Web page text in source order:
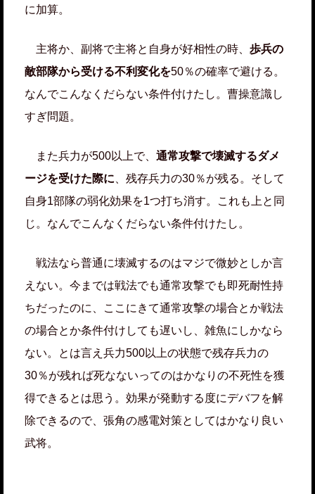
に加算。
主将か、副将で主将と自身が好相性の時、 歩兵の
敵部隊から受ける不利変化を50％の確率で避ける。
なんでこんなくだらない条件付けたし。曹操意識し
すぎ問題。
また兵力が500以上で、 通常攻撃で壊滅するダメ
ージを受けた際に 、残存兵力の30％が残る。そして
自身1部隊の弱化効果を1つ打ち消す。これも上と同
じ。なんでこんなくだらない条件付けたし。
戦法なら普通に壊滅するのはマジで微妙としか言
えない。今までは戦法でも通常攻撃でも即死耐性持
ちだったのに、ここにきて通常攻撃の場合とか戦法
の場合とか条件付けしても遅いし、雑魚にしかなら
ない。とは言え兵力500以上の状態で残存兵力の
30％が残れば死なないってのはかなりの不死性を獲
得できるとは思う。効果が発動する度にデバフを解
除できるので、張角の感電対策としてはかなり良い
武将。